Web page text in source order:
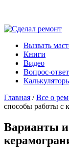
Вызвать
Книги
Видео
Вопрос-ответ
Главная /Все о
способы работы с
Варианты